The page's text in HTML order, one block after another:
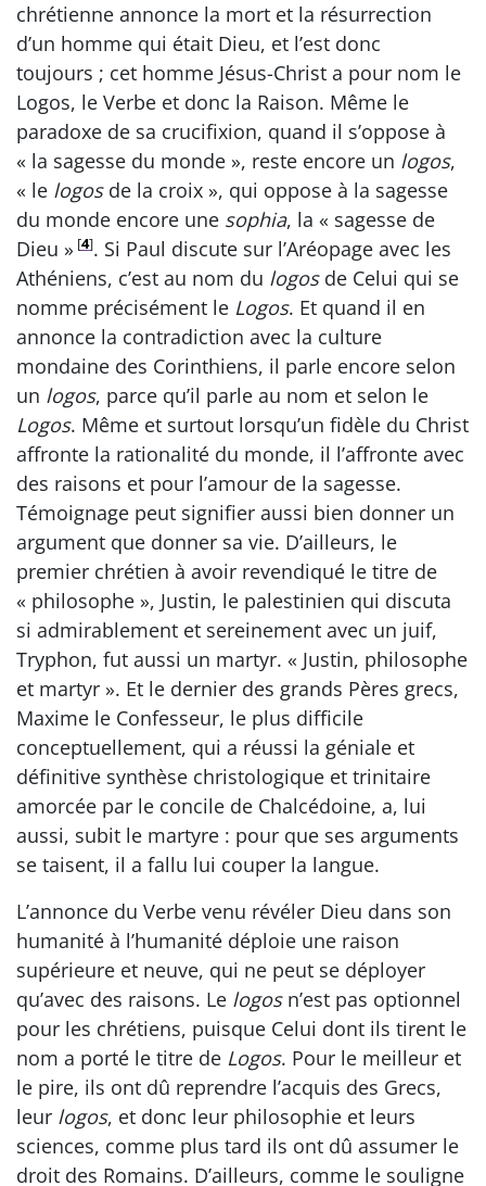
chrétienne annonce la mort et la résurrection
d’un homme qui était Dieu, et l’est donc
toujours ; cet homme Jésus-Christ a pour nom le
Logos, le Verbe et donc la Raison. Même le
paradoxe de sa crucifixion, quand il s’oppose à
« la sagesse du monde », reste encore un logos,
« le logosde la croix », qui oppose à la sagesse
du monde encore une sophia, la « sagesse de
Dieu » [4]. Si Paul discute sur l’Aréopage avec les
Athéniens, c’est au nom du logosde Celui qui se
nomme précisément le Logos. Et quand il en
annonce la contradiction avec la culture
mondaine des Corinthiens, il parle encore selon
un logos, parce qu’il parle au nom et selon le
Logos. Même et surtout lorsqu’un fidèle du Christ
affronte la rationalité du monde, il l’affronte avec
des raisons et pour l’amour de la sagesse.
Témoignage peut signifier aussi bien donner un
argument que donner sa vie. D’ailleurs, le
premier chrétien à avoir revendiqué le titre de
« philosophe », Justin, le palestinien qui discuta
si admirablement et sereinement avec un juif,
Tryphon, fut aussi un martyr. « Justin, philosophe
et martyr ». Et le dernier des grands Pères grecs,
Maxime le Confesseur, le plus difficile
conceptuellement, qui a réussi la géniale et
définitive synthèse christologique et trinitaire
amorcée par le concile de Chalcédoine, a, lui
aussi, subit le martyre : pour que ses arguments
se taisent, il a fallu lui couper la langue.
L’annonce du Verbe venu révéler Dieu dans son
humanité à l’humanité déploie une raison
supérieure et neuve, qui ne peut se déployer
qu’avec des raisons. Le logosn’est pas optionnel
pour les chrétiens, puisque Celui dont ils tirent le
nom a porté le titre de Logos. Pour le meilleur et
le pire, ils ont dû reprendre l’acquis des Grecs,
leur logos, et donc leur philosophie et leurs
sciences, comme plus tard ils ont dû assumer le
droit des Romains. D’ailleurs, comme le souligne